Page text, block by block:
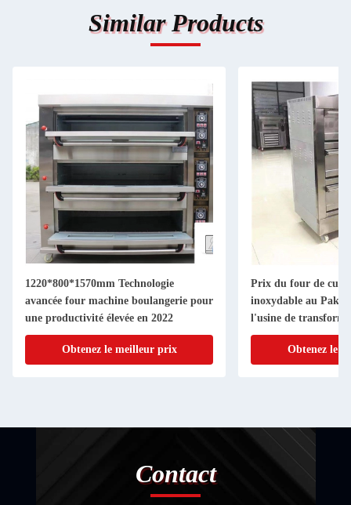
Similar Products
1220*800*1570mm Technologie
avancée four machine boulangerie pour
une productivité élevée en 2022
Obtenez le meilleur prix
Prix du four de
inoxydable au
l'usine de
Obtenez le
Contact